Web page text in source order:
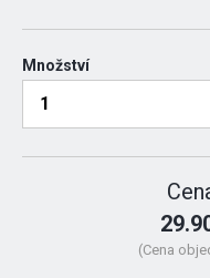
Množství
(Cena